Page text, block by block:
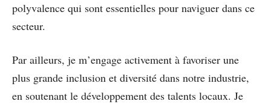
polyvalence qui sont essentielles pour naviguer dans ce
secteur.
Par ailleurs, je m’engage activement à favoriser une
plus grande inclusion et diversité dans notre industrie,
en soutenant le développement des talents locaux. Je